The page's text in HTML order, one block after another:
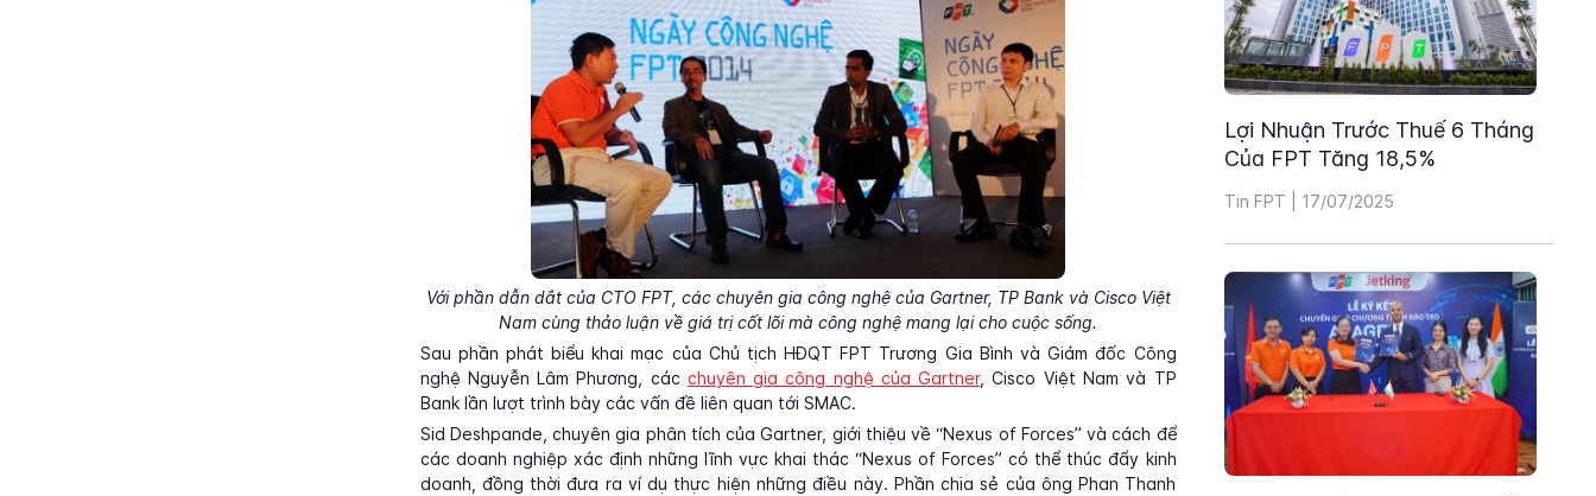
Với phần dẫn dắt của CTO FPT, các chuyên gia công nghệ của Gartner, TP Bank và Cisco Việt
Nam cùng thảo luận về giá trị cốt lõi mà công nghệ mang lại cho cuộc sống.
Sau phần phát biểu khai mạc của Chủ tịch HĐQT FPT Trương Gia Bình và Giám đốc Công
nghệ Nguyễn Lâm Phương, các chuyên gia công nghệ của Gartner, Cisco Việt Nam và TP
Bank lần lượt trình bày các vấn đề liên quan tới SMAC.
Sid Deshpande, chuyên gia phân tích của Gartner, giới thiệu về “Nexus of Forces” và cách để
các doanh nghiệp xác định những lĩnh vực khai thác “Nexus of Forces” có thể thúc đẩy kinh
doanh, đồng thời đưa ra ví dụ thực hiện những điều này. Phần chia sẻ của ông Phan Thanh
Lợi Nhuận Trước Thuế 6 Tháng
Của FPT Tăng 18,5%
Tin FPT | 17/07/2025